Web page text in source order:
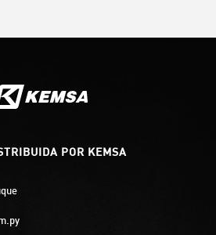
POR KEMSA